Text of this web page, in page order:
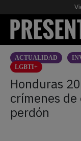
ACTUALIDAD
VIH & SIDA
ACTUALIDAD
LGBTI+
Honduras
crímenes
perdón